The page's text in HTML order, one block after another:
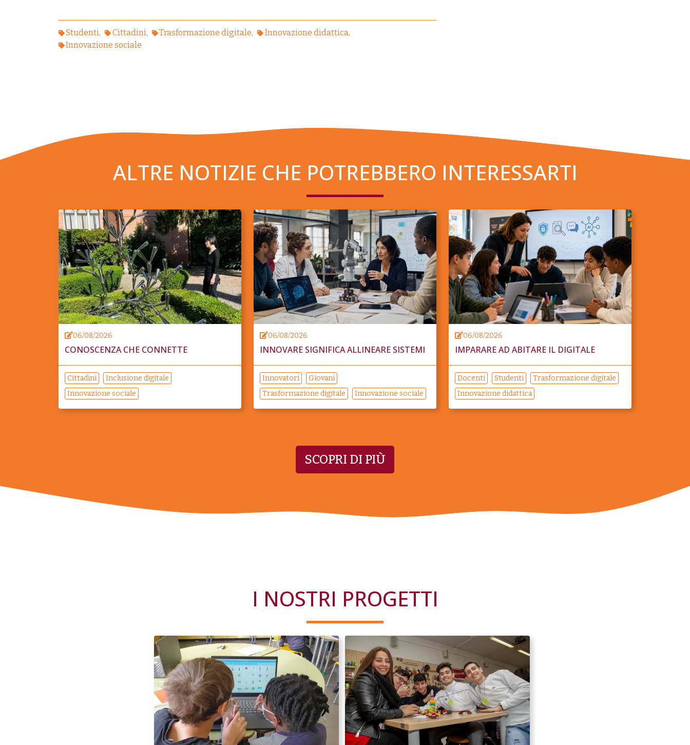
Studenti Cittadini Trasformazione digitale
Innovazione didattica
Innovazione sociale
ALTRE NOTIZIE CHE POTREBBERO INTERESSARTI
06/08/2026
CONOSCENZA CHE CONNETTE
Cittadini
Inclusione digitale
Innovazione sociale
06/08/2026
INNOVARE SIGNIFICA ALLINEARE SISTEMI
Innovatori
Giovani
Trasformazione digitale
Innovazione sociale
06/08/2026
IMPARARE AD ABITARE IL DIGITALE
Docenti Studenti
Trasformazione digitale
Innovazione didattica
SCOPRI DI PIÙ
I NOSTRI PROGETTI